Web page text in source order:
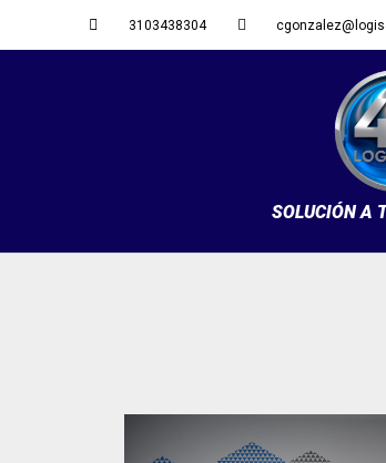
3103438304
SOLUCIÓN A